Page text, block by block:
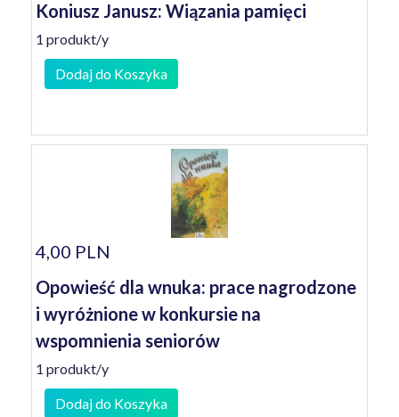
Koniusz Janusz: Wiązania pamięci
1 produkt/y
Dodaj do Koszyka
4,00 PLN
Opowieść dla wnuka: prace nagrodzone
i wyróżnione w konkursie na
wspomnienia seniorów
1 produkt/y
Dodaj do Koszyka